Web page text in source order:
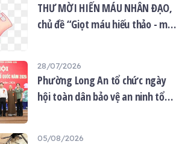
THƯ MỜI HIẾN MÁU NHÂN ĐẠO,
chủ đề “Giọt máu hiếu thảo - mùa
28/07/2026
Phường Long An tổ chức ngày
hội toàn dân bảo vệ an ninh tổ
05/08/2026